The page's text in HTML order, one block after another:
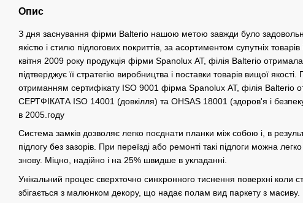
Опис
З дня заснування фірми Balterio нашою метою завжди було
якістю і стилю підлогових покриттів, за асортиментом супутніх товарів
квітня 2009 року продукція фірми Spanolux АТ, філія Balterio
підтверджує її стратегію виробництва і поставки товарів вищої
отриманням сертифікату ISO 9001 фірма Spanolux АТ, філія Balterio
СЕРТФІКАТА ISO 14001 (довкілля) та OHSAS 18001 (здоров'я і
в 2005.году
Система замків дозволяє легко поєднати планки між собою і, в
підлогу без зазорів. При переїзді або ремонті такі підлоги можна легко
знову. Міцно, надійно і на 25% швидше в укладанні.
Унікальний процес сверхточно синхронного тиснення поверхні коли
збігається з малюнком декору, що надає полам вид паркету з масиву.